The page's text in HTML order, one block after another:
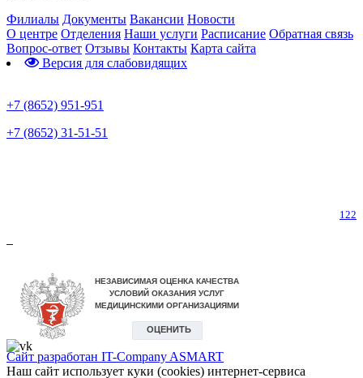
Филиалы Документы Вакансии Новости
О центре Отделения Наши услуги Расписание Обратная связь
Вопрос-ответ Отзывы Контакты Карта сайта
Версия для слабовидящих
+7 (8652) 951-951
+7 (8652) 31-51-51
122
Сайт разработан IT-Company ASMART
Наш сайт использует куки (cookies) интернет-сервиса